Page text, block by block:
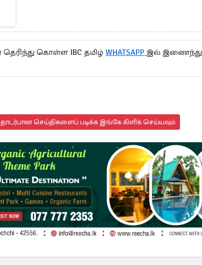
கொள்ள IBC தமிழ் WHATSAPP இல் இணைந்து
செய்திகளைப் படிக்க இங்கே கிளிக் செய்யவும்